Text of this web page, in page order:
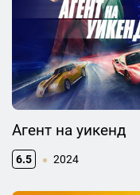
Агент на уикенд
6.5 2024